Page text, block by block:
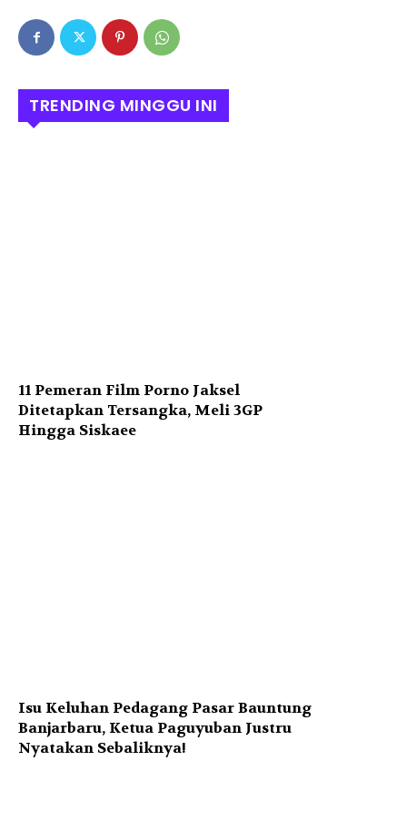
TRENDING MINGGU INI
11 Pemeran Film Porno Jaksel
Ditetapkan Tersangka, Meli 3GP
Hingga Siskaee
Isu Keluhan Pedagang Pasar Bauntung
Banjarbaru, Ketua Paguyuban Justru
Nyatakan Sebaliknya!